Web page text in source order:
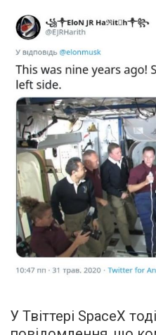
У Твіттері SpaceX